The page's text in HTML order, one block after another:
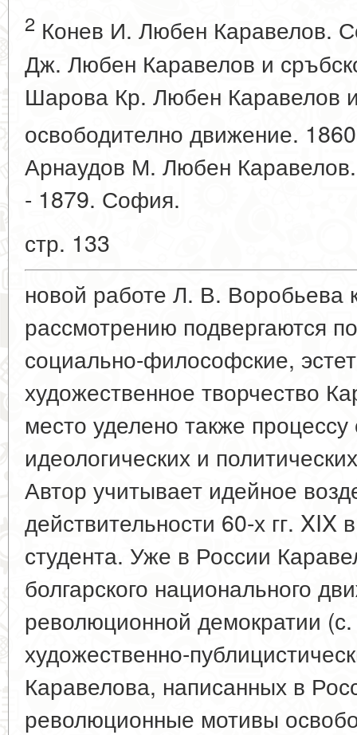
2 Конев И. Любен Каравелов.
Дж. Любен Каравелов и
Шарова Кр. Любен Каравелов
освободително движение.
Арнаудов М. Любен
- 1879. София.
стр. 133
новой работе Л. В. Воробьева
рассмотрению подвергаются
социально-философские,
художественное творчество
место уделено также процессу
идеологических и
Автор учитывает идейное
действительности 60-х гг. XIX
студента. Уже в России
болгарского национального
революционной демократии
художественно-
Каравелова, написанных в
революционные мотивы